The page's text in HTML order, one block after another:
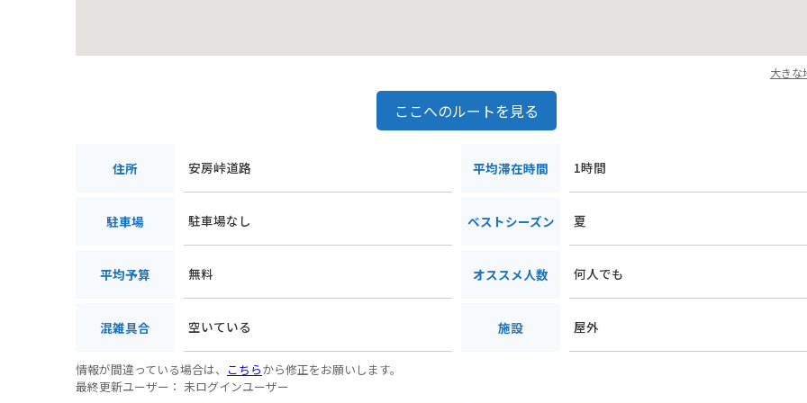
大きな
ここへのルートを見る
住所 安房峠道路 平均滞在時間 1時間
駐車場 駐車場なし ベストシーズン 夏
平均予算 無料 オススメ人数 何人でも
混雑具合 空いている 施設 屋外
情報が間違っている場合は、 こちらから修正をお願いします。
最終更新ユーザー： 未ログインユーザー